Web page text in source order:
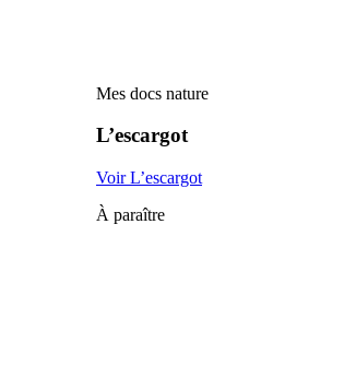
Mes docs nature
L’escargot
Voir L’escargot
À paraître